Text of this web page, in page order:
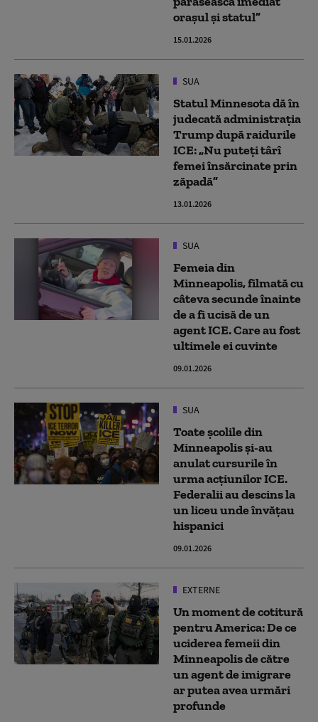
orașul și statul”
15.01.2026
SUA
Statul Minnesota dă în
judecată administrația
Trump după raidurile
ICE: „Nu puteţi târî
femei însărcinate prin
zăpadă”
13.01.2026
SUA
Femeia din
Minneapolis, filmată cu
câteva secunde înainte
de a fi ucisă de un
agent ICE. Care au fost
ultimele ei cuvinte
09.01.2026
SUA
Toate școlile din
Minneapolis și-au
anulat cursurile în
urma acțiunilor ICE.
Federalii au descins la
un liceu unde învățau
hispanici
09.01.2026
EXTERNE
Un moment de cotitură
pentru America: De ce
uciderea femeii din
Minneapolis de către
un agent de imigrare
ar putea avea urmări
profunde